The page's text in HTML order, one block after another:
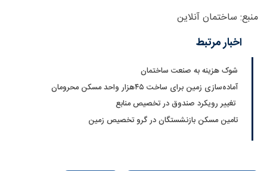
منبع: ساختمان آنلاین
اخبار مرتبط
شوک هزینه به صنعت ساختمان
آماده‌سازی زمین برای ساخت ۴۵‌هزار واحد مسکن محرومان
تغییر رویکرد صندوق در تخصیص منابع
تامین مسکن بازنشستگان در گرو تخصیص زمین